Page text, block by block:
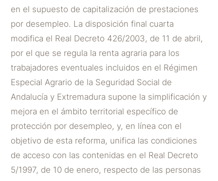
en el supuesto de capitalización de prestaciones
por desempleo. La disposición final cuarta
modifica el Real Decreto 426/2003, de 11 de abril,
por el que se regula la renta agraria para los
trabajadores eventuales incluidos en el Régimen
Especial Agrario de la Seguridad Social de
Andalucía y Extremadura supone la simplificación y
mejora en el ámbito territorial específico de
protección por desempleo, y, en línea con el
objetivo de esta reforma, unifica las condiciones
de acceso con las contenidas en el Real Decreto
5/1997, de 10 de enero, respecto de las personas